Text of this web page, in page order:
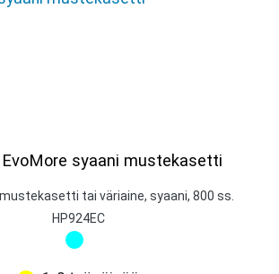
EvoMore syaani mustekasetti
tai väriaine, syaani, 800 ss.
HP924EC